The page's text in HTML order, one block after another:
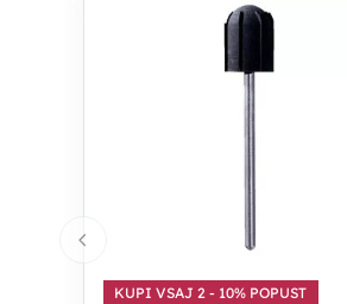
KUPI VSAJ 2 - 10% POPUST